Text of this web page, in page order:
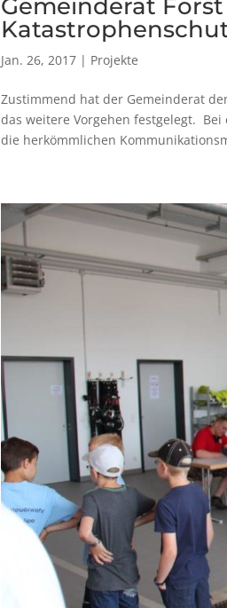
Gemeinderat
Jan. 26, 2017 | Projekte
Zustimmend hat der Gemeinderat
das weitere Vorgehen festgelegt.
die herkömmlichen